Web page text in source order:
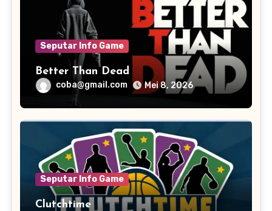
Seputar Info Game
Better Than Dead
coba@gmail.com Mei 8, 2026
Seputar Info Game
Clutchtime